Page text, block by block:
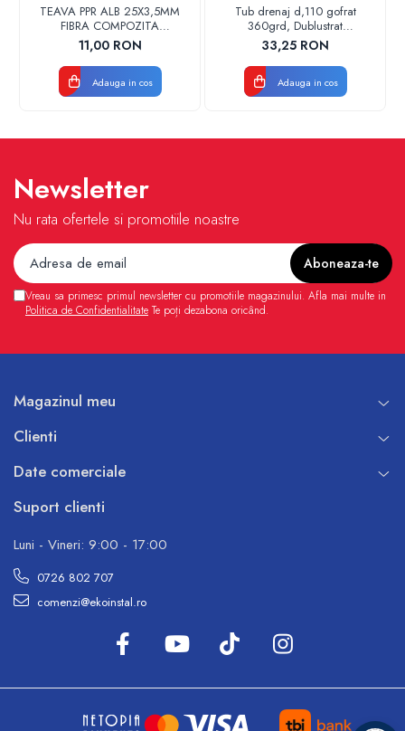
TEAVA PPR ALB 25X3,5MM
FIBRA COMPOZITA
10033025004
VALDUOTHERM VALROM
11,00 RON
Adauga in cos
Tub drenaj d,110 gofrat
360grd, Dublustrat
verde/negru 110152 Drainkit
33,25 RON
Adauga in cos
Newsletter
Nu rata ofertele si promotiile noastre
Vreau sa primesc primul newsletter cu promotiile magazinului. Afla mai multe in
Politica de Confidentialitate Te poți dezabona oricând.
Magazinul meu
Clienti
Date comerciale
Suport clienti
Luni - Vineri: 9:00 - 17:00
0726 802 707
comenzi@ekoinstal.ro